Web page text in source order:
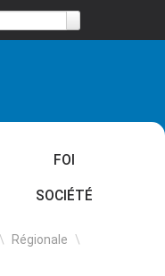
FOI
SOCIÉTÉ
\ Régionale \